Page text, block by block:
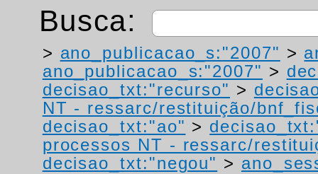
Busca:
> ano_publicacao_s:"2007" >
ano_publicacao_s:"2007" >
decisao_txt:"recurso" >
NT - ressarc/restituição/
decisao_txt:"ao" >
processos NT - ressarc/
decisao_txt:"negou" >